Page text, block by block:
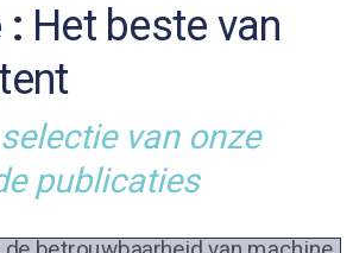
: Het beste van
van onze
publicaties